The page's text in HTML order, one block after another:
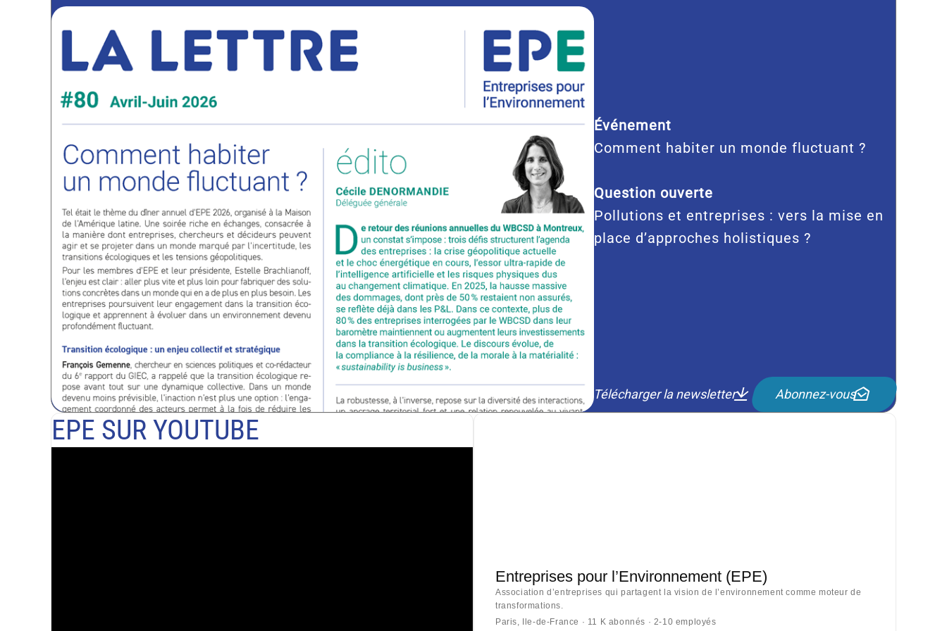
Événement
Comment habiter un monde fluctuant ?
Question ouverte
Pollutions et entreprises : vers la mise en
place d’approches holistiques ?
Télécharger la newsletter Abonnez-vous
EPE SUR YOUTUBE
Entreprises pour l’Environnement (EPE)
Association d’entreprises qui partagent la vision de l’environnement comme moteur de
transformations.
Paris, Ile-de-France · 11 K abonnés · 2-10 employés